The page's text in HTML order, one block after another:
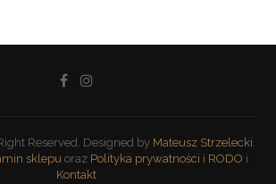
Reserved. Designed by Mateusz Strzelecki
sklepu oraz Polityka prywatności i RODO i
Kontakt